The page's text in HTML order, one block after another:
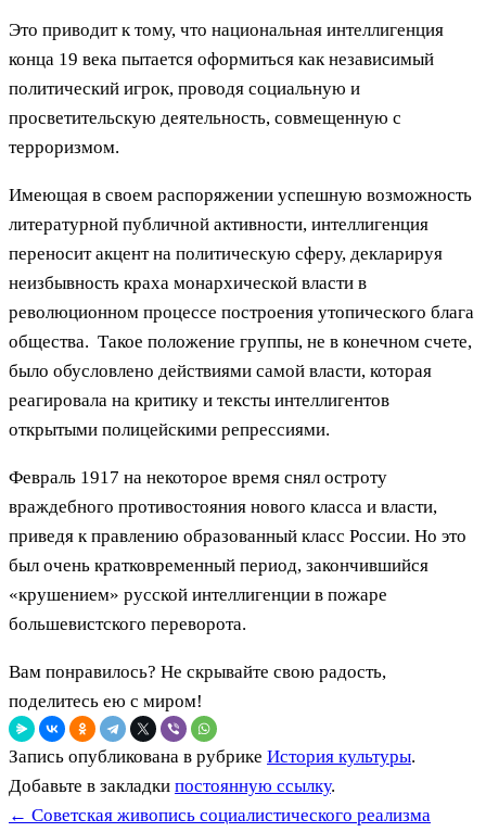
Это приводит к тому, что национальная интеллигенция
конца 19 века пытается оформиться как независимый
политический игрок, проводя социальную и
просветительскую деятельность, совмещенную с
терроризмом.
Имеющая в своем распоряжении успешную возможность
литературной публичной активности, интеллигенция
переносит акцент на политическую сферу, декларируя
неизбывность краха монархической власти в
революционном процессе построения утопического блага
общества. Такое положение группы, не в конечном счете,
было обусловлено действиями самой власти, которая
реагировала на критику и тексты интеллигентов
открытыми полицейскими репрессиями.
Февраль 1917 на некоторое время снял остроту
враждебного противостояния нового класса и власти,
приведя к правлению образованный класс России. Но это
был очень кратковременный период, закончившийся
«крушением» русской интеллигенции в пожаре
большевистского переворота.
Вам понравилось? Не скрывайте свою радость,
поделитесь ею с миром!
Запись опубликована в рубрике История культуры.
Добавьте в закладки постоянную ссылку.
← Советская живопись социалистического реализма